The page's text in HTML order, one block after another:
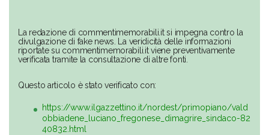
La redazione di commentimemorabili.it si impegna contro la
divulgazione di fake news. La veridicità delle informazioni
riportate su commentimemorabili.it viene preventivamente
verificata tramite la consultazione di altre fonti.
Questo articolo è stato verificato con:
https://www.ilgazzettino.it/nordest/primopiano/vald
obbiadene_luciano_fregonese_dimagrire_sindaco-82
40832.html